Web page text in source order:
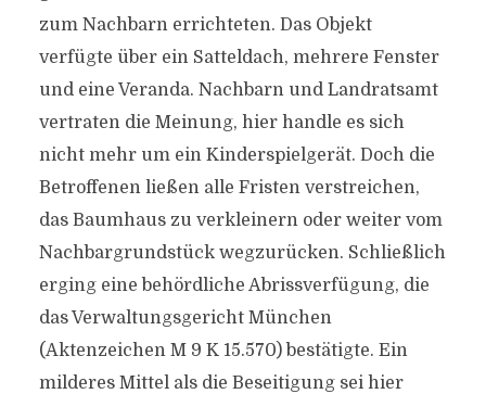
zum Nachbarn errichteten. Das Objekt
verfügte über ein Satteldach, mehrere Fenster
und eine Veranda. Nachbarn und Landratsamt
vertraten die Meinung, hier handle es sich
nicht mehr um ein Kinderspielgerät. Doch die
Betroffenen ließen alle Fristen verstreichen,
das Baumhaus zu verkleinern oder weiter vom
Nachbargrundstück wegzurücken. Schließlich
erging eine behördliche Abrissverfügung, die
das Verwaltungsgericht München
(Aktenzeichen M 9 K 15.570) bestätigte. Ein
milderes Mittel als die Beseitigung sei hier